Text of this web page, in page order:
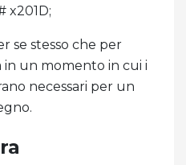
x201D;
se stesso che per
in un momento in cui i
necessari per un